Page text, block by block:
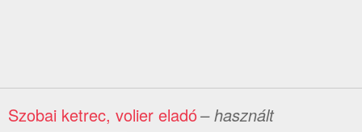
Szobai ketrec, volier eladó– használt